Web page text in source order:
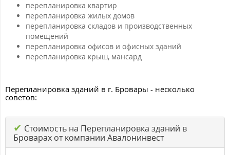
перепланировка квартир
перепланировка жилых домов
перепланировка складов и производственных
помещений
перепланировка офисов и офисных зданий
перепланировка крыш, мансард
Перепланировка зданий в г. Бровары - несколько
советов:
✔ Стоимость на Перепланировка зданий в
Броварах от компании Авалонинвест